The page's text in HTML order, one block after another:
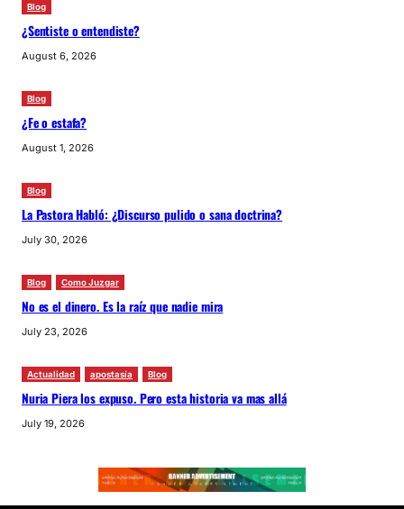
Blog
¿Sentiste o entendiste?
August 6, 2026
Blog
¿Fe o estafa?
August 1, 2026
Blog
La Pastora Habló: ¿Discurso pulido o sana doctrina?
July 30, 2026
Blog Como Juzgar
No es el dinero. Es la raíz que nadie mira
July 23, 2026
Actualidad apostasía Blog
Nuria Piera los expuso. Pero esta historia va mas allá
July 19, 2026